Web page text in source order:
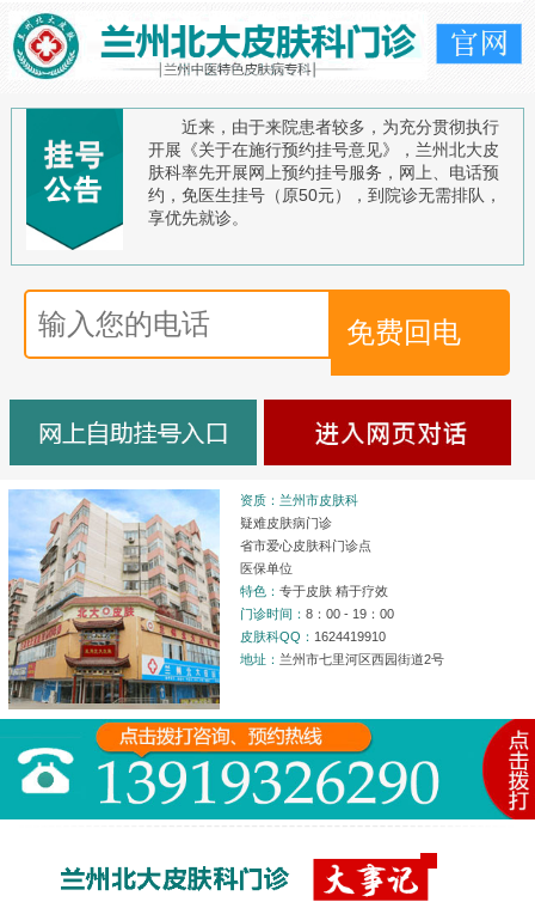
近来，由于来院患者较多，为充分贯彻执行
开展《关于在施行预约挂号意见》，兰州北大皮
肤科率先开展网上预约挂号服务，网上、电话预
约，免医生挂号（原50元），到院诊无需排队，
享优先就诊。
资质：兰州市皮肤科
疑难皮肤病门诊
省市爱心皮肤科门诊点
医保单位
特色：专于皮肤 精于疗效
门诊时间：8：00 - 19：00
皮肤科QQ： 1624419910
地址： 兰州市七里河区西园街道2号